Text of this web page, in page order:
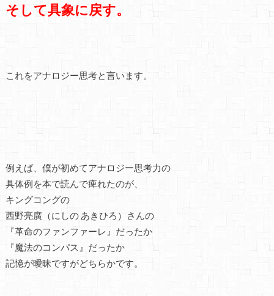
そして具象に戻す。
これをアナロジー思考と言います。
例えば、僕が初めてアナロジー思考力の
具体例を本で読んで痺れたのが、
キングコングの
西野亮廣（にしの あきひろ）さんの
『革命のファンファーレ』だったか
『魔法のコンパス』だったか
記憶が曖昧ですがどちらかです。